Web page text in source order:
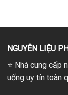
NGUYÊN LIỆU
⭐ Nhà cung cấp
uống uy tín toàn